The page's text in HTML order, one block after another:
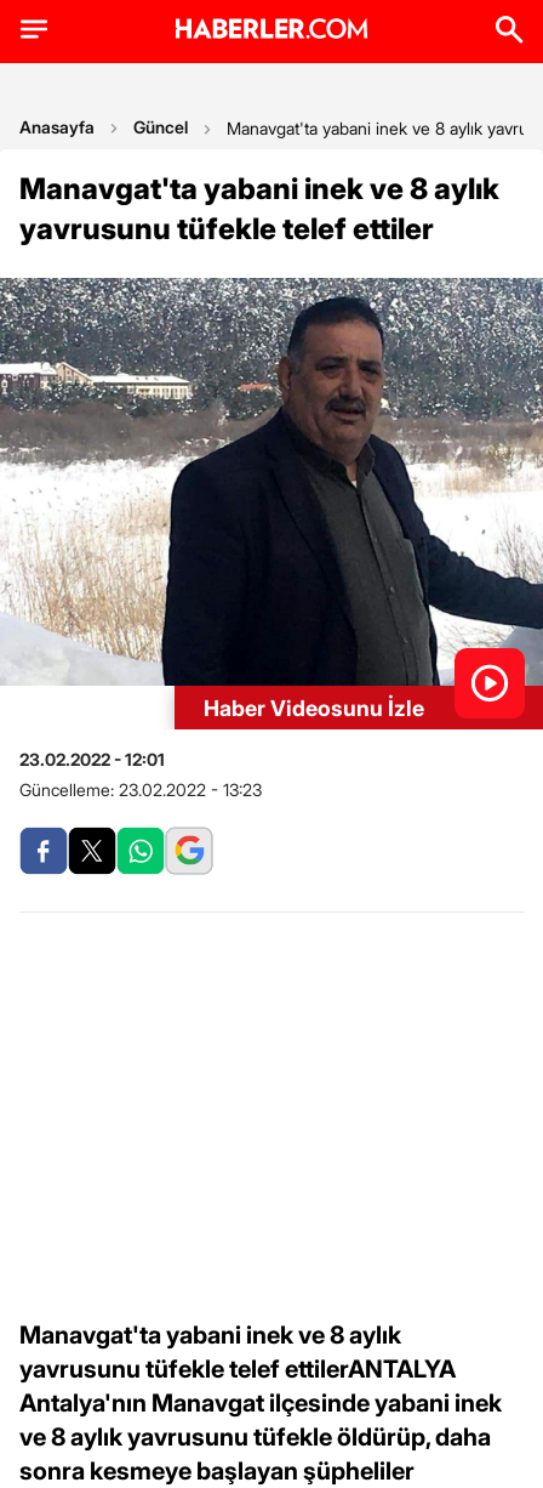
Anasayfa Güncel Manavgat'ta yabani inek ve 8 aylık
Manavgat'ta yabani inek ve 8 aylık
yavrusunu tüfekle telef ettiler
Haber Videosunu İzle
23.02.2022 - 12:01
Güncelleme: 23.02.2022 - 13:23
Manavgat'ta yabani inek ve 8 aylık
yavrusunu tüfekle telef ettilerANTALYA
Antalya'nın Manavgat ilçesinde yabani inek
ve 8 aylık yavrusunu tüfekle öldürüp, daha
sonra kesmeye başlayan şüpheliler